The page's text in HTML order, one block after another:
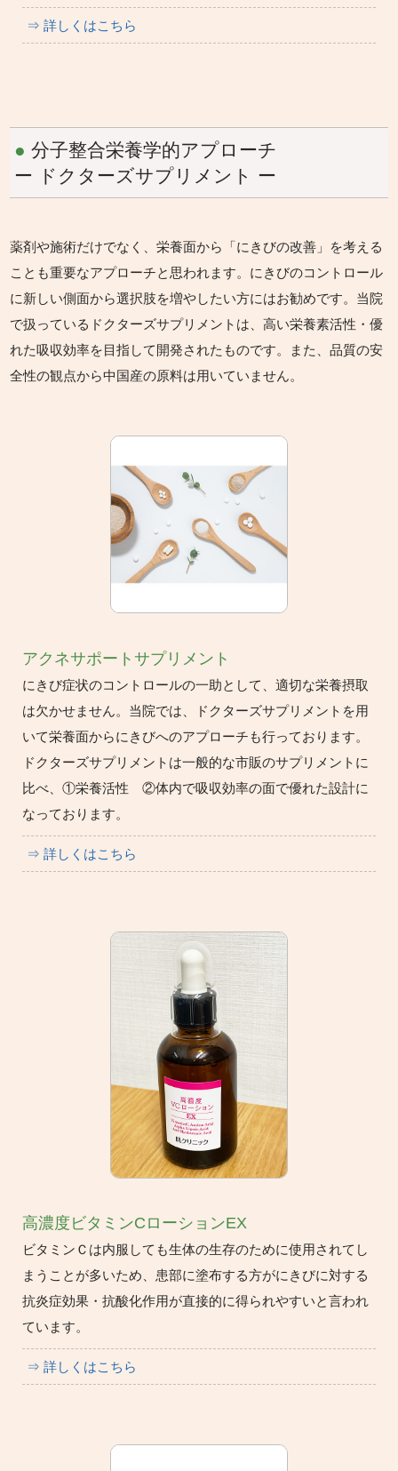
⇒ 詳しくはこちら
● 分子整合栄養学的アプローチ
ー ドクターズサプリメント ー
薬剤や施術だけでなく、栄養面から「にきびの改善」を考える
ことも重要なアプローチと思われます。にきびのコントロール
に新しい側面から選択肢を増やしたい方にはお勧めです。当院
で扱っているドクターズサプリメントは、高い栄養素活性・優
れた吸収効率を目指して開発されたものです。また、品質の安
全性の観点から中国産の原料は用いていません。
アクネサポートサプリメント
にきび症状のコントロールの一助として、適切な栄養摂取
は欠かせません。当院では、ドクターズサプリメントを用
いて栄養面からにきびへのアプローチも行っております。
ドクターズサプリメントは一般的な市販のサプリメントに
比べ、①栄養活性 ②体内で吸収効率の面で優れた設計に
なっております。
⇒ 詳しくはこちら
高濃度ビタミンCローションEX
ビタミンＣは内服しても生体の生存のために使用されてし
まうことが多いため、患部に塗布する方がにきびに対する
抗炎症効果・抗酸化作用が直接的に得られやすいと言われ
ています。
⇒ 詳しくはこちら